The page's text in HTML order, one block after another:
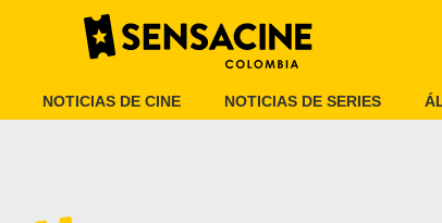
NOTICIAS DE CINE NOTICIAS DE SERIES